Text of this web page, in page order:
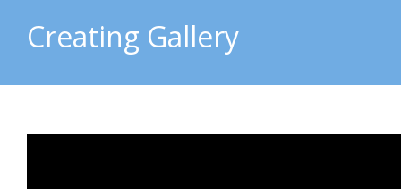
Creating Gallery